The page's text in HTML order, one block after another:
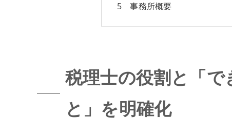
事務所概要
税理士の役割と「で
と」を明確化